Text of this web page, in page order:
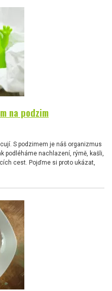
na podzim
S podzimem je náš organizmus
podléháme nachlazení, rýmě, kašli,
cest. Pojďme si proto ukázat,